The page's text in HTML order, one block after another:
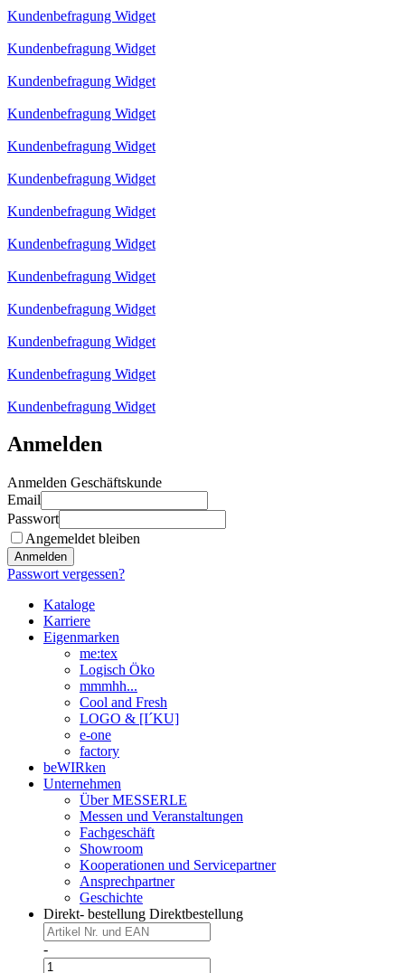
Kundenbefragung Widget
Kundenbefragung Widget
Kundenbefragung Widget
Kundenbefragung Widget
Kundenbefragung Widget
Kundenbefragung Widget
Kundenbefragung Widget
Kundenbefragung Widget
Kundenbefragung Widget
Kundenbefragung Widget
Kundenbefragung Widget
Kundenbefragung Widget
Kundenbefragung Widget
Anmelden
Anmelden Geschäftskunde
Email
Passwort
Angemeldet bleiben
Anmelden
Passwort vergessen?
Kataloge
Karriere
Eigenmarken
me:tex
Logisch Öko
mmmhh...
Cool and Fresh
LOGO & [I´KU]
e-one
factory
beWIRken
Unternehmen
Über MESSERLE
Messen und Veranstaltungen
Fachgeschäft
Showroom
Kooperationen und Servicepartner
Ansprechpartner
Geschichte
Direkt- bestellung Direktbestellung
-